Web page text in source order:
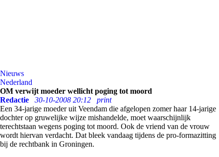
Nieuws
Nederland
OM verwijt moeder wellicht poging tot moord
Redactie
30-10-2008 20:12
print
Een 34-jarige moeder uit Veendam die afgelopen zomer haar 14-jarige
dochter op gruwelijke wijze mishandelde, moet waarschijnlijk
terechtstaan wegens poging tot moord. Ook de vriend van de vrouw
wordt hiervan verdacht. Dat bleek vandaag tijdens de pro-formazitting
bij de rechtbank in Groningen.